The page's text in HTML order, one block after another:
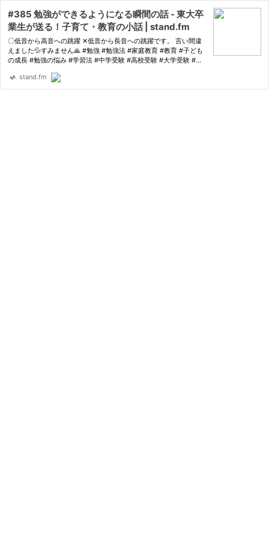
#385 勉強ができるようになる瞬間の話 - 東大卒
業生が送る！子育て・教育の小話 | stand.fm
〇低音から高音への跳躍 ✕低音から長音への跳躍です。 言い間違
えました💦すみません🙏 #勉強 #勉強法 #家庭教育 #教育 #子ども
の成長 #勉強の悩み #学習法 #中学受験 #高校受験 #大学受験 #受
stand.fm